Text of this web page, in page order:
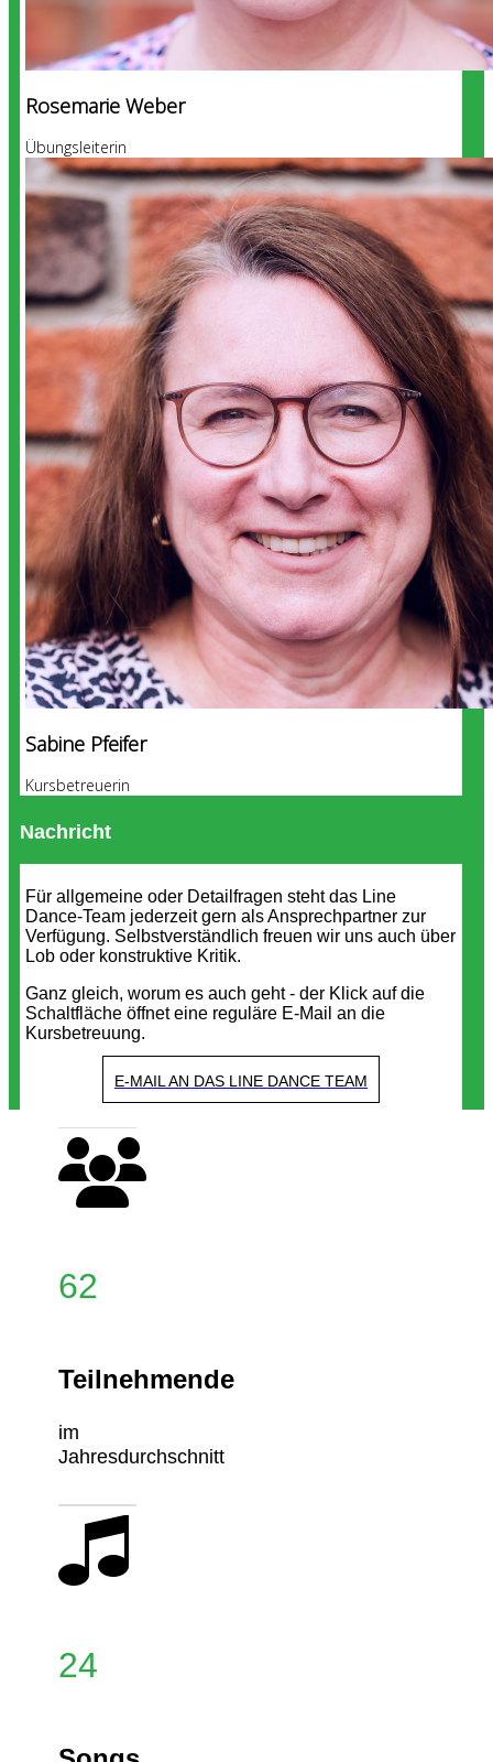
Rosemarie Weber
Übungsleiterin
Sabine Pfeifer
Kursbetreuerin
Nachricht
Für allgemeine oder Detailfragen steht das Line
Dance-Team jederzeit gern als Ansprechpartner zur
Verfügung. Selbstverständlich freuen wir uns auch über
Lob oder konstruktive Kritik.
Ganz gleich, worum es auch geht - der Klick auf die
Schaltfläche öffnet eine reguläre E-Mail an die
Kursbetreuung.
E-MAIL AN DAS LINE DANCE TEAM
62
Teilnehmende
im
Jahresdurchschnitt
24